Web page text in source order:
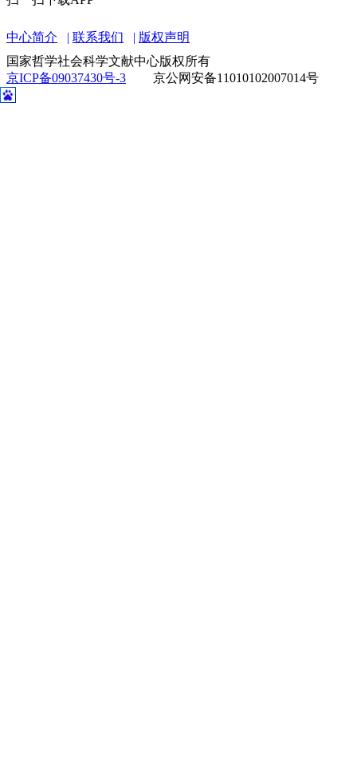
中心简介 联系我们
版权声明
国家哲学社会科学文献中心版权所有
京ICP备09037430号-3
京公网安备11010102007014号